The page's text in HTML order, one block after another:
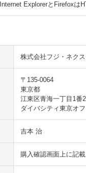
ExplorerとFirefoxは
株式会社フジ・ネク
〒135-0064
東京都
江東区青海一丁目1番
ダイバシティ東京オ
吉本 治
購入確認画面上に記載